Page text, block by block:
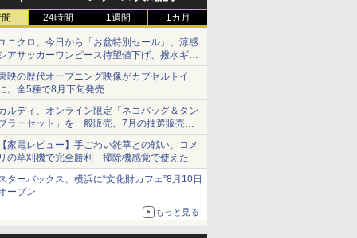
24時間 1週間 1カ月
ニクロ、今日から「お盆特別セール」。涼感
アサッカーワンピース待望値下げ、撥水ギア
ョーツは1990円に
映の歴代オープニング映像がカプセルトイ
。全5種で8月下旬発売
ルディ、オンライン限定「ネコバッグ＆タン
ラーセット」を一般販売。7月の抽選販売の
選無効分
家電レビュー】手ごわい雑草との戦い、コメ
の草刈機で完全勝利 掃除機感覚で使えた
ターバックス、横浜に“文化財カフェ”8月10日
ープン
もっと見る